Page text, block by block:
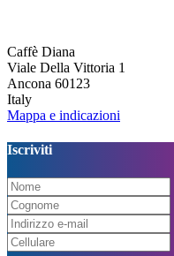
Caffè Diana
Viale Della Vittoria 1
Ancona 60123
Italy
Mappa e indicazioni
Iscriviti